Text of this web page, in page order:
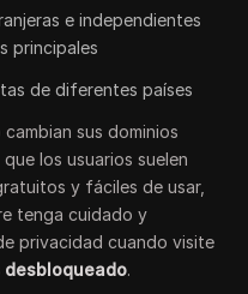
e independientes
principales
de diferentes países
sus dominios
los usuarios suelen
y fáciles de usar,
tenga cuidado y
privacidad cuando visite
.